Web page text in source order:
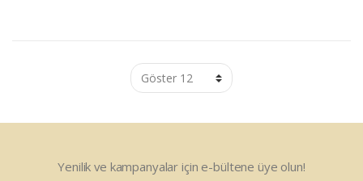
Yenilik ve kampanyalar için e-bültene üye olun!